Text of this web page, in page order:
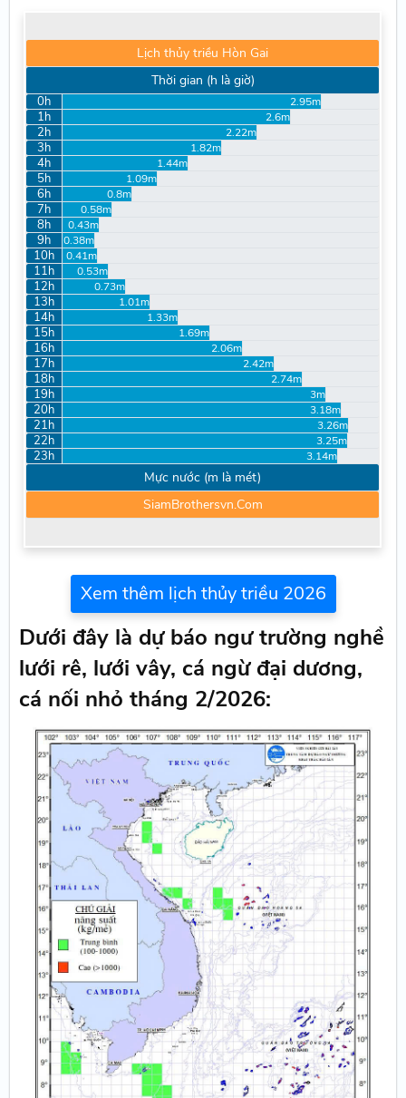
Lịch thủy triều Hòn Gai
Thời gian (h là giờ)
0h 2.95m
1h 2.6m
2h 2.22m
3h 1.82m
4h 1.44m
5h 1.09m
6h 0.8m
7h 0.58m
8h 0.43m
9h 0.38m
10h 0.41m
11h 0.53m
12h 0.73m
13h 1.01m
14h 1.33m
15h 1.69m
16h 2.06m
17h 2.42m
18h 2.74m
19h 3m
20h 3.18m
21h 3.26m
22h 3.25m
23h 3.14m
Mực nước (m là mét)
SiamBrothersvn.Com
Xem thêm lịch thủy triều 2026
Dưới đây là dự báo ngư trường nghề
lưới rê, lưới vây, cá ngừ đại dương,
cá nối nhỏ tháng 2/2026: